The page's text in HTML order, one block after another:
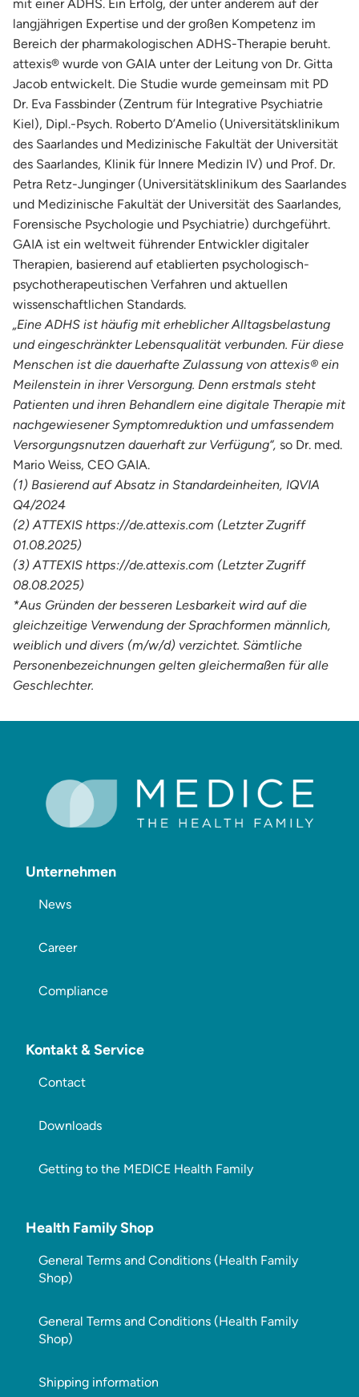
mit einer ADHS. Ein Erfolg, der unter anderem auf der
langjährigen Expertise und der großen Kompetenz im
Bereich der pharmakologischen ADHS-Therapie beruht.
attexis® wurde von GAIA unter der Leitung von Dr. Gitta
Jacob entwickelt. Die Studie wurde gemeinsam mit PD
Dr. Eva Fassbinder (Zentrum für Integrative Psychiatrie
Kiel), Dipl.-Psych. Roberto D’Amelio (Universitätsklinikum
des Saarlandes und Medizinische Fakultät der Universität
des Saarlandes, Klinik für Innere Medizin IV) und Prof. Dr.
Petra Retz-Junginger (Universitätsklinikum des Saarlandes
und Medizinische Fakultät der Universität des Saarlandes,
Forensische Psychologie und Psychiatrie) durchgeführt.
GAIA ist ein weltweit führender Entwickler digitaler
Therapien, basierend auf etablierten psychologisch-
psychotherapeutischen Verfahren und aktuellen
wissenschaftlichen Standards.
„Eine ADHS ist häufig mit erheblicher Alltagsbelastung
und eingeschränkter Lebensqualität verbunden. Für diese
Menschen ist die dauerhafte Zulassung von attexis® ein
Meilenstein in ihrer Versorgung. Denn erstmals steht
Patienten und ihren Behandlern eine digitale Therapie mit
nachgewiesener Symptomreduktion und umfassendem
Versorgungsnutzen dauerhaft zur Verfügung“, so Dr. med.
Mario Weiss, CEO GAIA.
(1) Basierend auf Absatz in Standardeinheiten, IQVIA
Q4/2024
(2) ATTEXIS https://de.attexis.com (Letzter Zugriff
01.08.2025)
(3) ATTEXIS https://de.attexis.com (Letzter Zugriff
08.08.2025)
*Aus Gründen der besseren Lesbarkeit wird auf die
gleichzeitige Verwendung der Sprachformen männlich,
weiblich und divers (m/w/d) verzichtet. Sämtliche
Personenbezeichnungen gelten gleichermaßen für alle
Geschlechter.
Unternehmen
News
Career
Compliance
Kontakt & Service
Contact
Downloads
Getting to the MEDICE Health Family
Health Family Shop
General Terms and Conditions (Health Family
Shop)
General Terms and Conditions (Health Family
Shop)
Shipping information